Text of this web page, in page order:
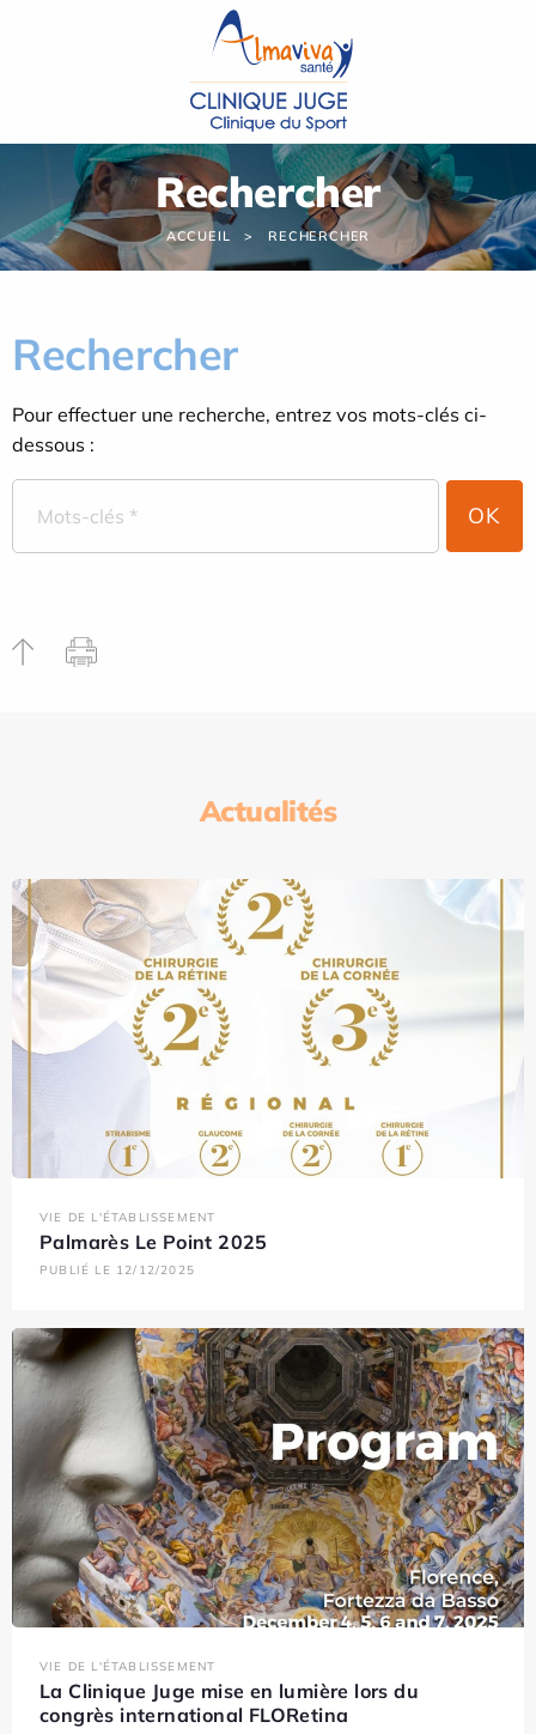
Rechercher
ACCUEIL RECHERCHER
Rechercher
Pour effectuer une recherche, entrez vos mots-clés ci-
dessous :
Actualités
VIE DE L'ÉTABLISSEMENT
Palmarès Le Point 2025
PUBLIÉ LE 12/12/2025
VIE DE L'ÉTABLISSEMENT
La Clinique Juge mise en lumière lors du
congrès international FLORetina
Panneau de gestion des cookies